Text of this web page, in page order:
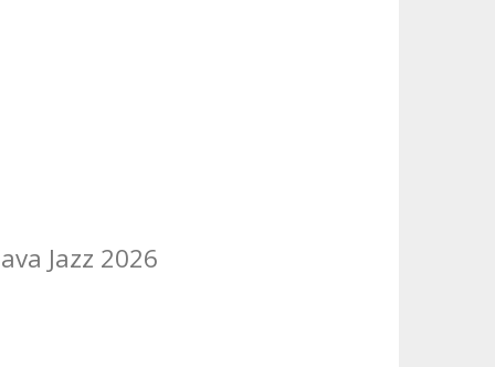
Jazz 2026